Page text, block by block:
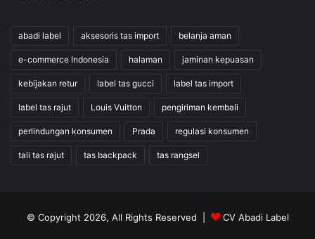
abadi label aksesoris tas import belanja aman
e-commerce Indonesia halaman jaminan kepuasan
kebijakan retur label tas gucci label tas import
label tas rajut Louis Vuitton pengiriman kembali
perlindungan konsumen Prada regulasi konsumen
tali tas rajut tas backpack tas rangsel
© Copyright 2026, All Rights Reserved | CV Abadi Label